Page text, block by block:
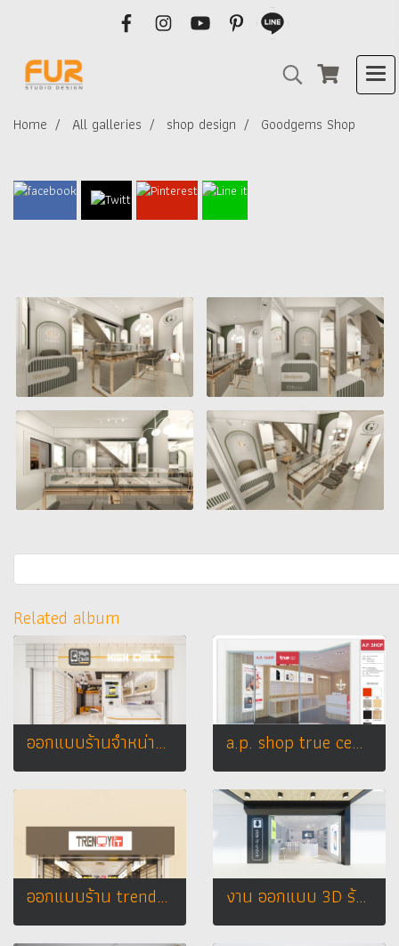
Home All galleries shop design Goodgems Shop
Related album
ออกแบบร้านจำหน่ายมือถือ ร้าน High Chill จ.แพร่ a.p. shop true center design
ออกแบบร้าน trendy it ห้างมาบุญครอง (MBK Center) - Bangkok งาน ออกแบบ 3D ร้าน mac guru จ.ชุมพร